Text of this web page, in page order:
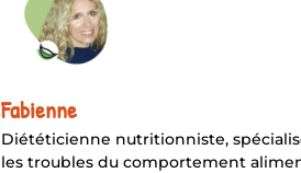
Fabienne
Diététicienne nutritionniste,
les troubles du comportement